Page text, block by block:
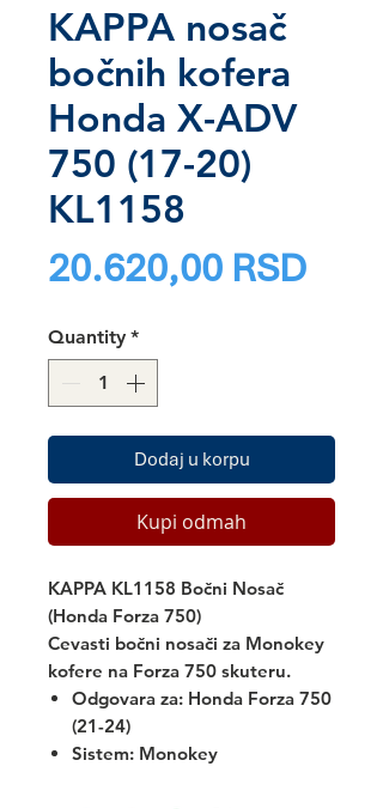
KAPPA nosač
bočnih kofera
Honda X-ADV
750 (17-20)
KL1158
20.620,00 RSDPrice
Quantity *
Dodaj u korpu
Kupi odmah
KAPPA KL1158 Bočni Nosač
(Honda Forza 750)
Cevasti bočni nosači za Monokey
kofere na Forza 750 skuteru.
Odgovara za: Honda Forza 750
(21-24)
Sistem: Monokey